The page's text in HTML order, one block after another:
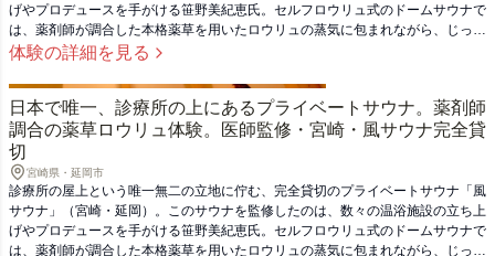
げやプロデュースを手がける笹野美紀恵氏。セルフロウリュ式のドームサウナで
は、薬剤師が調合した本格薬草を用いたロウリュの蒸気に包まれながら、じっく
りと心身を整えていきます。熱をまとった体は、清流・五ヶ瀬川の伏流水を使っ
イスに身を委ね、外気浴と満天の星空を堪能できます。医師監修のもと設計され
たサウナは、自律神経の乱れや、なんとなく調子が優れないという方にもおすす
め。都会では味わえない、身体の芯から軽くなるような極上のととのい体験を、
ぜひ大切な人と。自分へのご褒美としても、贈り物としても喜ばれる1泊です。
体験の詳細を見る
日本で唯一、診療所の上にあるプライベートサウナ。薬剤師
調合の薬草ロウリュ体験。医師監修・宮崎・風サウナ完全貸
切
宮崎県・延岡市
診療所の屋上という唯一無二の立地に佇む、完全貸切のプライベートサウナ「風
サウナ」（宮崎・延岡）。このサウナを監修したのは、数々の温浴施設の立ち上
げやプロデュースを手がける笹野美紀恵氏。セルフロウリュ式のドームサウナで
は、薬剤師が調合した本格薬草を用いたロウリュの蒸気に包まれながら、じっく